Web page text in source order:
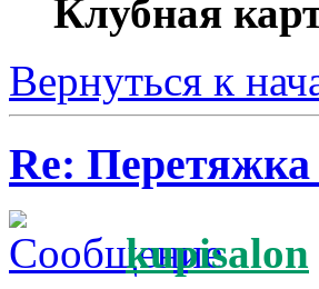
Клубная
Вернуться к
Re:
kupisalon